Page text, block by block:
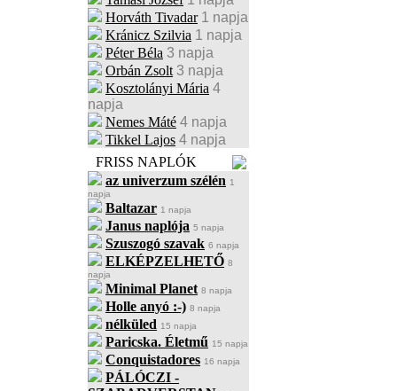
Horváth Tivadar 1 napja
Kránicz Szilvia 1 napja
Péter Béla 3 napja
Orbán Zsolt 3 napja
Kosztolányi Mária 4
napja
Nemes Máté 4 napja
Tikkel Lajos 4 napja
FRISS NAPLÓK
az univerzum szélén 1
napja
Baltazar 1 napja
Janus naplója 5 napja
Szuszogó szavak 6 napja
ELKÉPZELHETŐ 8
napja
Minimal Planet 8 napja
Holle anyó :-) 8 napja
nélküled 15 napja
Paricska. Életmű 15 napja
Conquistadores 16 napja
PÁLÓCZI -